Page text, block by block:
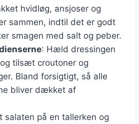
hvidløg, ansjoser og
sammen, indtil det er godt
smagen med salt og peber.
: Hæld dressingen
tilsæt croutoner og
Bland forsigtigt, så alle
bliver dækket af
salaten på en tallerken og